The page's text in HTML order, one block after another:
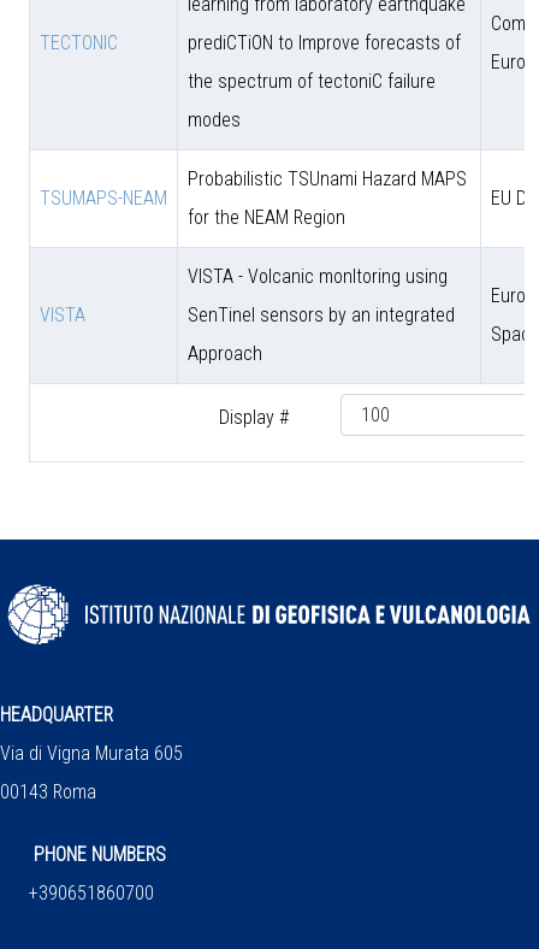
Display #
TECTONIC
prediCTiON to Improve forecasts of
the spectrum of tectoniC failure
modes
TSUMAPS-NEAM
Probabilistic TSUnami Hazard MAPS
for the NEAM Region
EU
VISTA
VISTA - Volcanic monItoring using
SenTinel sensors by an integrated
Approach
HEADQUARTER
Via di Vigna Murata 605
00143 Roma
PHONE NUMBERS
+390651860700